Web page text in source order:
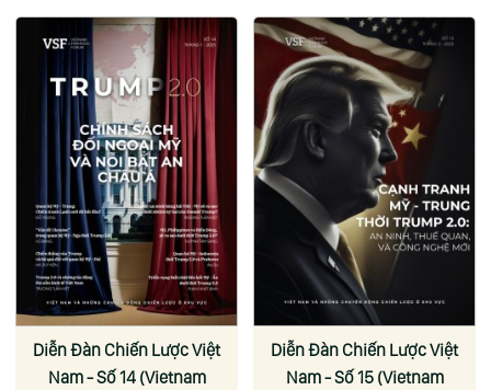
Diễn Đàn Chiến Lược Việt
Nam - Số 14 (Vietnam
Diễn Đàn Chiến Lược Việt
Nam - Số 15 (Vietnam